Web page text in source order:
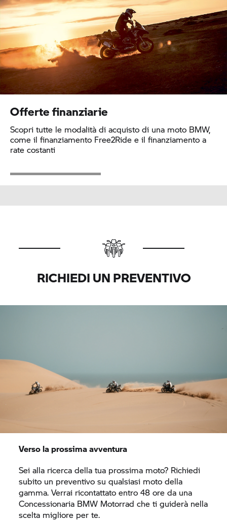
Offerte finanziarie
Scopri tutte le modalità di acquisto di una moto BMW,
come il finanziamento Free2Ride e il finanziamento a
rate costanti
RICHIEDI UN PREVENTIVO
Verso la prossima avventura
Sei alla ricerca della tua prossima moto? Richiedi
subito un preventivo su qualsiasi moto della
gamma. Verrai ricontattato entro 48 ore da una
Concessionaria BMW Motorrad che ti guiderà nella
scelta migliore per te.